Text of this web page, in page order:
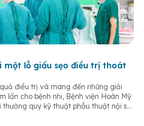
một lỗ giấu sẹo điều trị thoát
điều trị và mang đến những giải
lấn cho bệnh nhi, Bệnh viện Hoàn Mỹ
quy kỹ thuật phẫu thuật nội soi